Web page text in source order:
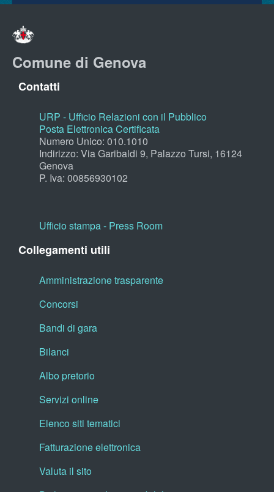
Comune di Genova
Contatti
URP - Ufficio Relazioni con il Pubblico
Posta Elettronica Certificata
Numero Unico: 010.1010
Indirizzo: Via Garibaldi 9, Palazzo Tursi, 16124
Genova
P. Iva: 00856930102
Ufficio stampa - Press Room
Collegamenti utili
Amministrazione trasparente
Concorsi
Bandi di gara
Bilanci
Albo pretorio
Servizi online
Elenco siti tematici
Fatturazione elettronica
Valuta il sito